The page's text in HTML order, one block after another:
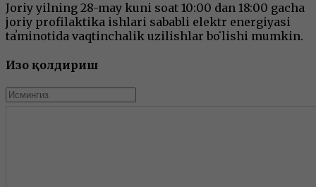
Joriy yilning 28-may kuni soat 10:00 dan 18:00 gacha
joriy profilaktika ishlari sababli elektr energiyasi
taʼminotida vaqtinchalik uzilishlar boʻlishi mumkin.
Изоҳ қолдириш